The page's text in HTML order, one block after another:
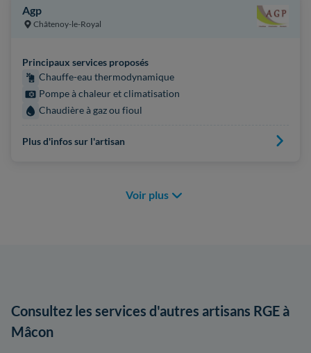
Agp
Châtenoy-le-Royal
Principaux services proposés
Chauffe-eau thermodynamique
Pompe à chaleur et climatisation
Chaudière à gaz ou fioul
Plus d'infos sur l'artisan
Voir plus
Consultez les services d'autres artisans RGE à
Mâcon